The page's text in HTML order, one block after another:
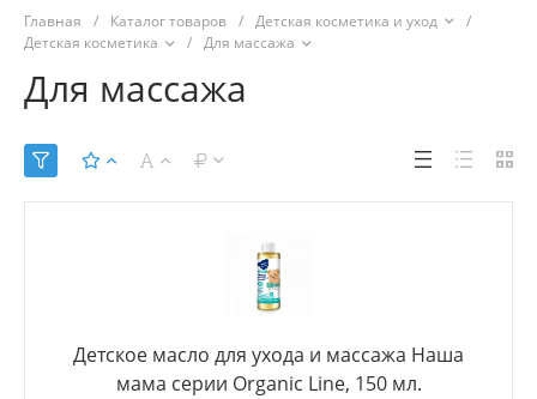
Главная / Каталог товаров / Детская косметика и уход
/
Детская косметика
/ Для массажа
Для массажа
Детское масло для ухода и массажа Наша
мама серии Organic Line, 150 мл.